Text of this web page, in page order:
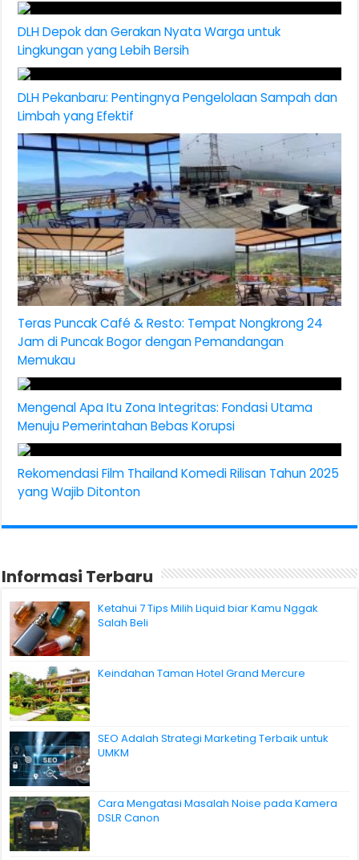
DLH Depok dan Gerakan Nyata Warga untuk
Lingkungan yang Lebih Bersih
DLH Pekanbaru: Pentingnya Pengelolaan Sampah dan
Limbah yang Efektif
Teras Puncak Café & Resto: Tempat Nongkrong 24
Jam di Puncak Bogor dengan Pemandangan
Memukau
Mengenal Apa Itu Zona Integritas: Fondasi Utama
Menuju Pemerintahan Bebas Korupsi
Rekomendasi Film Thailand Komedi Rilisan Tahun 2025
yang Wajib Ditonton
Informasi Terbaru
Ketahui 7 Tips Milih Liquid biar Kamu Nggak
Salah Beli
Keindahan Taman Hotel Grand Mercure
SEO Adalah Strategi Marketing Terbaik untuk
UMKM
Cara Mengatasi Masalah Noise pada Kamera
DSLR Canon